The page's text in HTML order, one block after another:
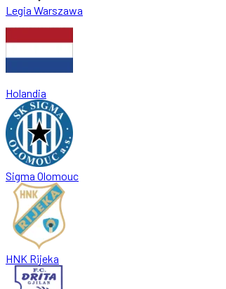
Legia Warszawa
Holandia
Sigma Olomouc
HNK Rijeka